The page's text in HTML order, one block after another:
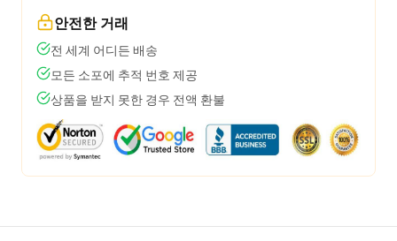
안전한 거래
전 세계 어디든 배송
모든 소포에 추적 번호 제공
상품을 받지 못한 경우 전액 환불